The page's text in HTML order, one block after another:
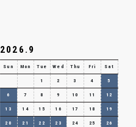
2026.9
Sun Mon Tue Wed Thu Fri Sat
1 2 3 4 5
6 7 8 9 10 11 12
13 14 15 16 17 18 19
20 21 22 23 24 25 26